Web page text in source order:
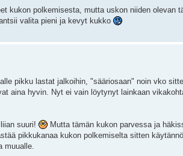
kukon polkemisesta, mutta uskon niiden olevan
valita pieni ja kevyt kukko
pikku lastat jalkoihin, "sääriosaan" noin vko
aina hyvin. Nyt ei vain löytynyt lainkaan
suuri!
Mutta tämän kukon parvessa ja
pikkukanaa kukon polkemiselta sitten
muualle.